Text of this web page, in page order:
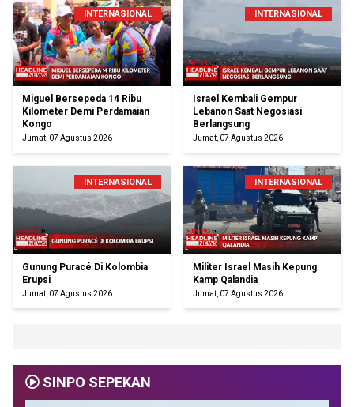
INTERNASIONAL
Miguel Bersepeda 14 Ribu
Kilometer Demi Perdamaian
Kongo
Jumat, 07 Agustus 2026
INTERNASIONAL
Israel Kembali Gempur
Lebanon Saat Negosiasi
Berlangsung
Jumat, 07 Agustus 2026
INTERNASIONAL
Gunung Puracé Di Kolombia
Erupsi
Jumat, 07 Agustus 2026
INTERNASIONAL
Militer Israel Masih Kepung
Kamp Qalandia
Jumat, 07 Agustus 2026
SINPO SEPEKAN